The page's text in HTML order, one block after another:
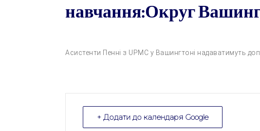
навчання:Округ
Асистенти Пенні з UPMC у Вашингтоні надаватимуть
+ Додати до календаря Google